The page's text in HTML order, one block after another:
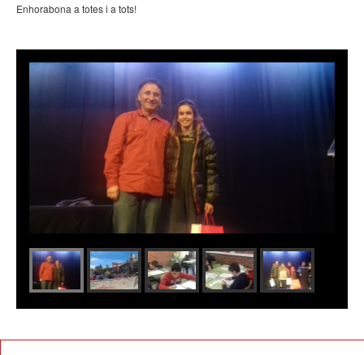
Enhorabona a totes i a tots!